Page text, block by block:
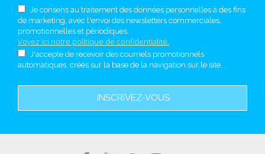
Je consens au traitement des données personnelles à des fins
de marketing, avec l'envoi des newsletters commerciales,
promotionnelles et périodiques.
Voyez ici notre politique de confidentialité.
J'accepte de recevoir des courriels promotionnels
automatiques, créés sur la base de la navigation sur le site.
INSCRIVEZ-VOUS